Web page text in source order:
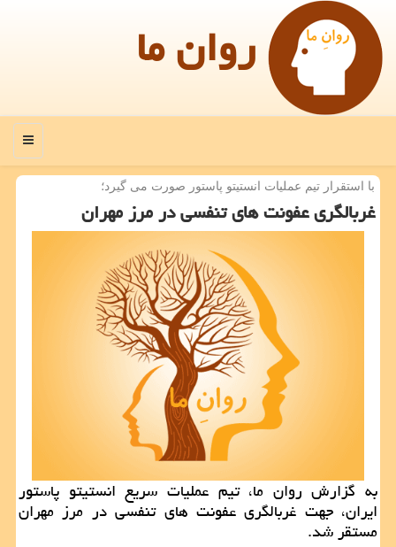
روان ما
منو
با استقرار تیم عملیات انستیتو پاستور صورت می گیرد؛
غربالگری عفونت های تنفسی در مرز مهران
به گزارش روان ما، تیم عملیات سریع انستیتو پاستور
ایران، جهت غربالگری عفونت های تنفسی در مرز مهران
مستقر شد.